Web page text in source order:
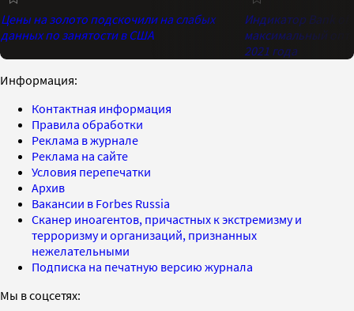
Цены на золото подскочили на слабых
данных по занятости в США
Индикатор Bank of
максимальный
2021 года
Информация:
Контактная информация
Правила обработки
Реклама в журнале
Реклама на сайте
Условия перепечатки
Архив
Вакансии в Forbes Russia
Сканер иноагентов, причастных к экстремизму и
терроризму и организаций, признанных
нежелательными
Подписка на печатную версию журнала
Мы в соцсетях: